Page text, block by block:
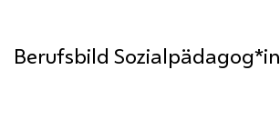
Berufsbild Sozialpädagog*in